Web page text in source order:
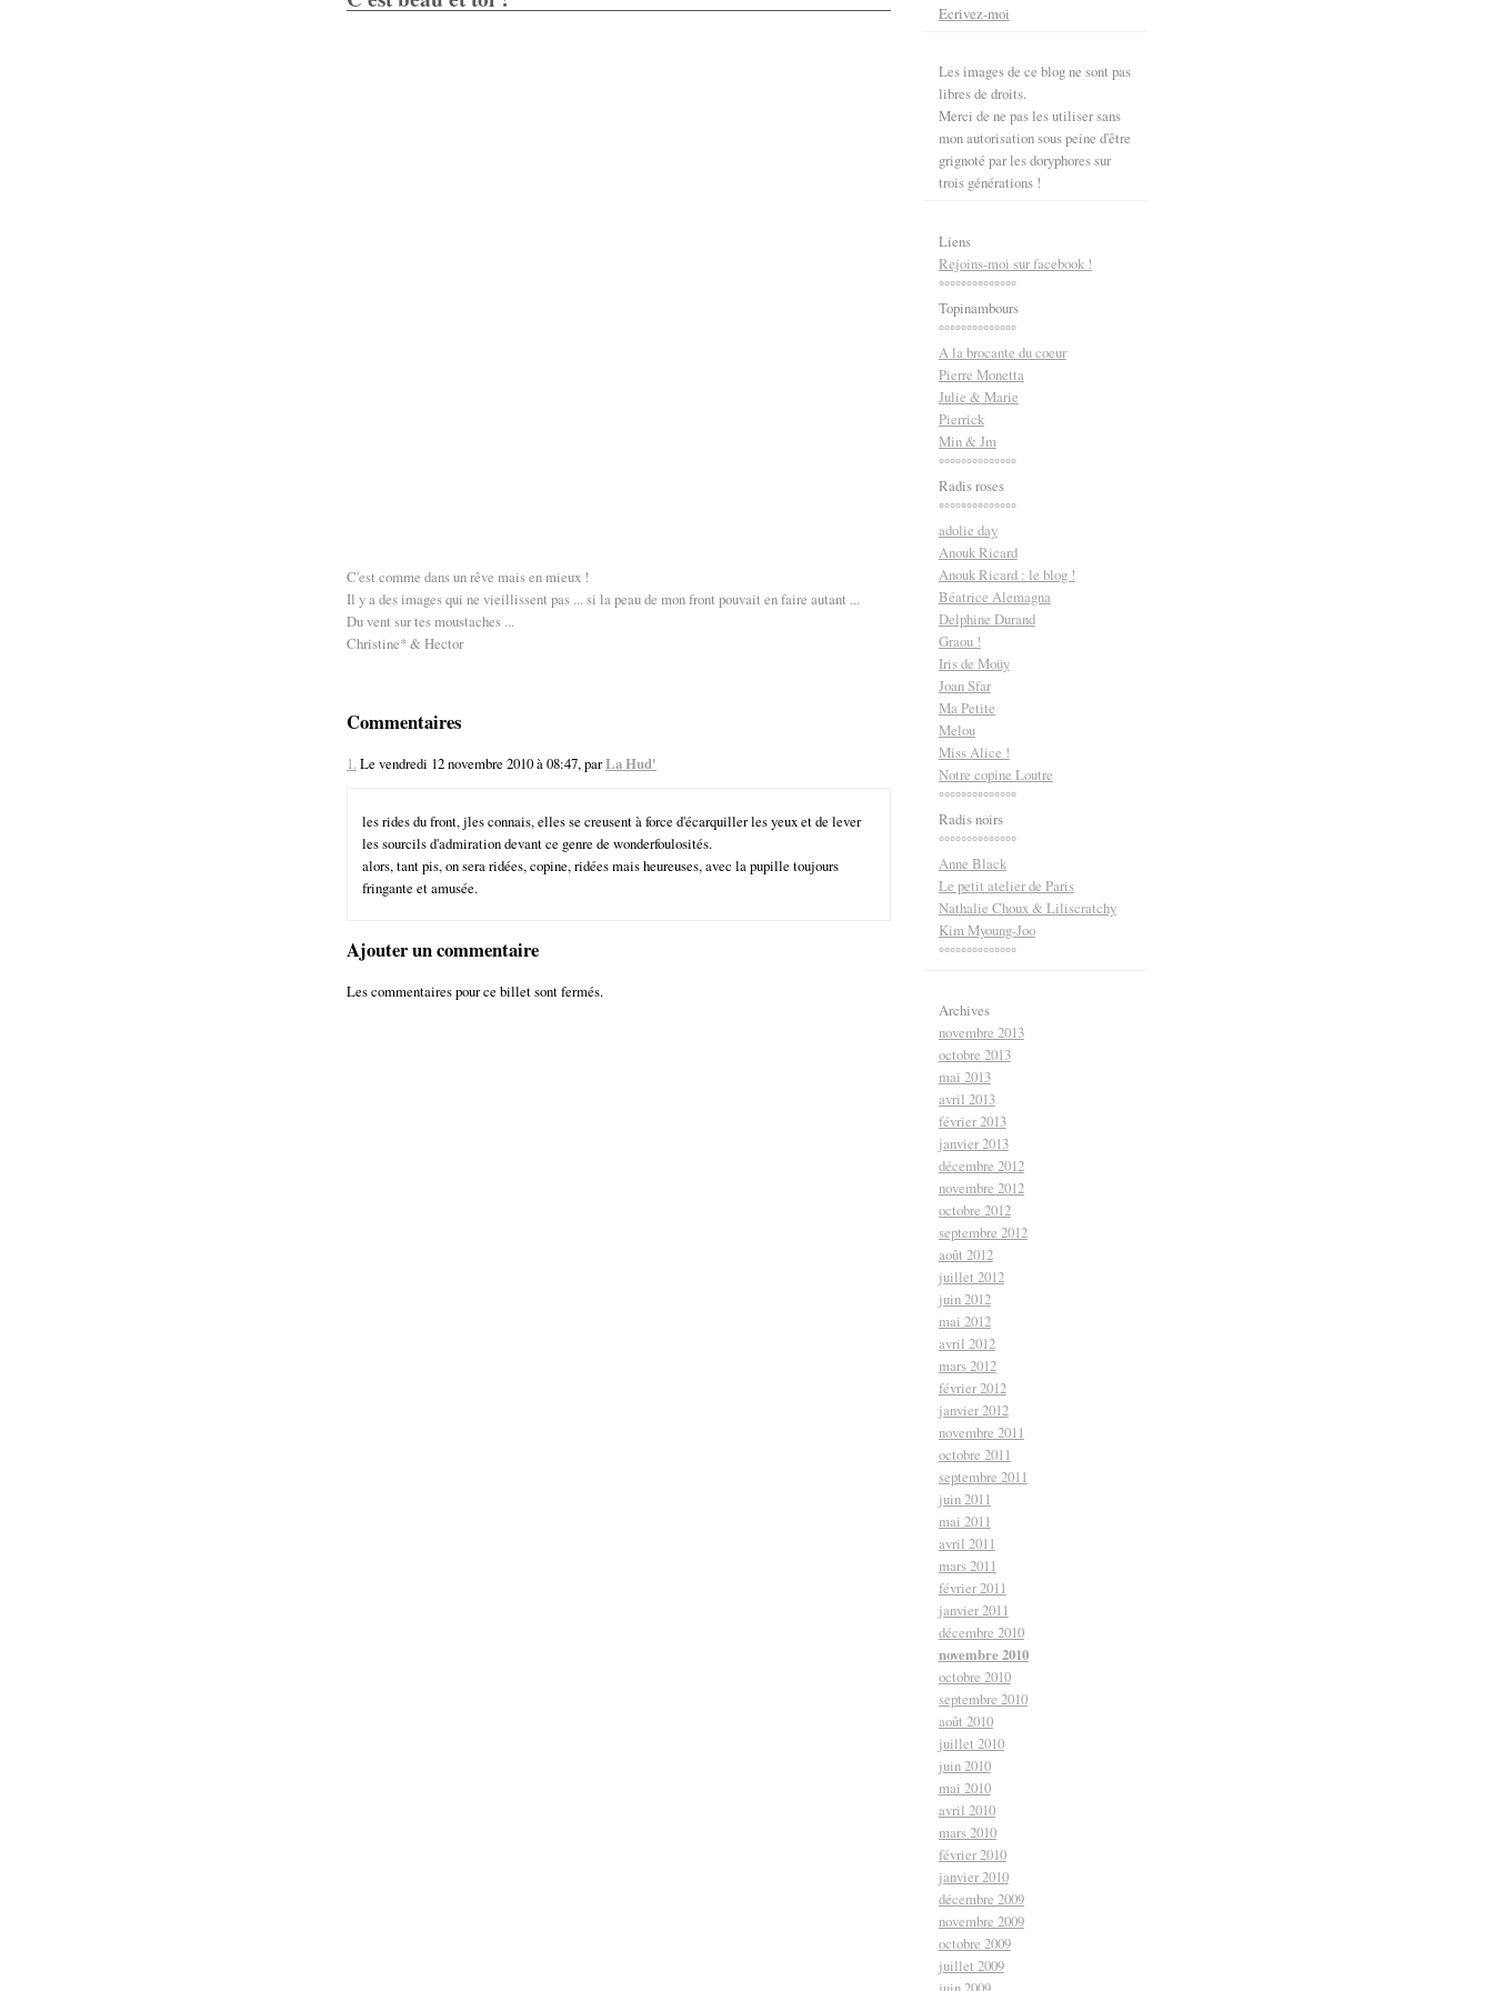
C'est comme dans un rêve mais en mieux !
Il y a des images qui ne vieillissent pas ... si la peau de mon front pouvait en faire autant ...
Du vent sur tes moustaches ...
Christine* & Hector
Commentaires
1. Le vendredi 12 novembre 2010 à 08:47, parLa Hud'
les rides du front, jles connais, elles se creusent à force d'écarquiller les yeux et de lever
les sourcils d'admiration devant ce genre de wonderfoulosités.
alors, tant pis, on sera ridées, copine, ridées mais heureuses, avec la pupille toujours
fringante et amusée.
Ajouter un commentaire
Les commentaires pour ce billet sont fermés.
Ecrivez-moi
Les images de ce blog ne sont pas
libres de droits.
Merci de ne pas les utiliser sans
mon autorisation sous peine d'être
grignoté par les doryphores sur
trois générations !
Liens
Rejoins-moi sur facebook !
°°°°°°°°°°°°°°
Topinambours
°°°°°°°°°°°°°°
A la brocante du coeur
Pierre Monetta
Julie & Marie
Pierrick
Min & Jm
°°°°°°°°°°°°°°
Radis roses
°°°°°°°°°°°°°°
adolie day
Anouk Ricard
Anouk Ricard : le blog !
Béatrice Alemagna
Delphine Durand
Graou !
Iris de Moüy
Joan Sfar
Ma Petite
Melou
Miss Alice !
Notre copine Loutre
°°°°°°°°°°°°°°
Radis noirs
°°°°°°°°°°°°°°
Anne Black
Le petit atelier de Paris
Nathalie Choux & Liliscratchy
Kim Myoung-Joo
°°°°°°°°°°°°°°
Archives
novembre 2013
octobre 2013
mai 2013
avril 2013
février 2013
janvier 2013
décembre 2012
novembre 2012
octobre 2012
septembre 2012
août 2012
juillet 2012
juin 2012
mai 2012
avril 2012
mars 2012
février 2012
janvier 2012
novembre 2011
octobre 2011
septembre 2011
juin 2011
mai 2011
avril 2011
mars 2011
février 2011
janvier 2011
décembre 2010
novembre 2010
octobre 2010
septembre 2010
août 2010
juillet 2010
juin 2010
mai 2010
avril 2010
mars 2010
février 2010
janvier 2010
décembre 2009
novembre 2009
octobre 2009
juillet 2009